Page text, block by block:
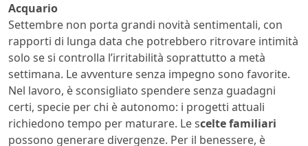
Acquario
Settembre non porta grandi novità sentimentali, con
rapporti di lunga data che potrebbero ritrovare intimità
solo se si controlla l’irritabilità soprattutto a metà
settimana. Le avventure senza impegno sono favorite.
Nel lavoro, è sconsigliato spendere senza guadagni
certi, specie per chi è autonomo: i progetti attuali
richiedono tempo per maturare. Le scelte familiari
possono generare divergenze. Per il benessere, è